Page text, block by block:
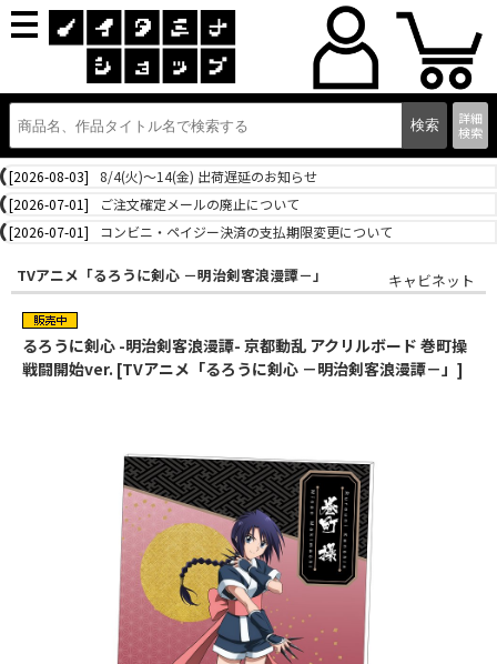
詳細
検索
[2026-08-03]
8/4(火)～14(金) 出荷遅延のお知らせ
[2026-07-01]
ご注文確定メールの廃止について
[2026-07-01]
コンビニ・ペイジー決済の支払期限変更について
TVアニメ「るろうに剣心 －明治剣客浪漫譚－」 キャビネット
るろうに剣心 -明治剣客浪漫譚- 京都動乱 アクリルボード 巻町操
戦闘開始ver. [TVアニメ「るろうに剣心 －明治剣客浪漫譚－」]